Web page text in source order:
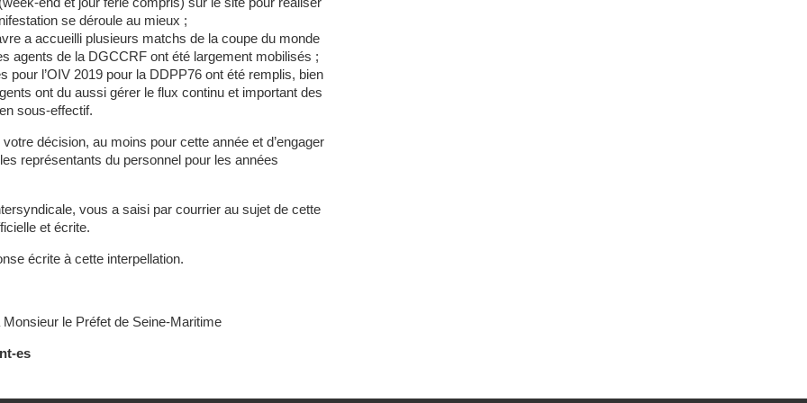
se déroule au mieux ;
a accueilli plusieurs matchs de la coupe du monde
agents de la DGCCRF ont été largement mobilisés ;
pour l’OIV 2019 pour la DDPP76 ont été remplis, bien
ont du aussi gérer le flux continu et important des
sous-effectif.
décision, au moins pour cette année et d’engager
représentants du personnel pour les années
vous a saisi par courrier au sujet de cette
et écrite.
écrite à cette interpellation.
le Préfet de Seine-Maritime
es